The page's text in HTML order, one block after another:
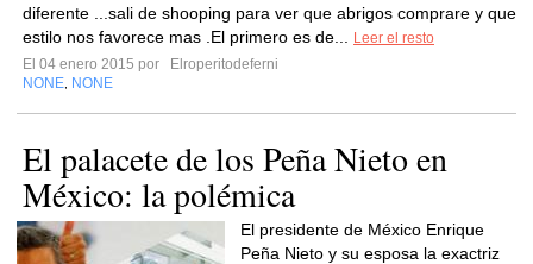
diferente ...sali de shooping para ver que abrigos comprare y que
estilo nos favorece mas .El primero es de...
Leer el resto
El 04 enero 2015 por
Elroperitodeferni
NONE NONE
El palacete de los Peña Nieto en
México: la polémica
El presidente de México Enrique
Peña Nieto y su esposa la exactriz